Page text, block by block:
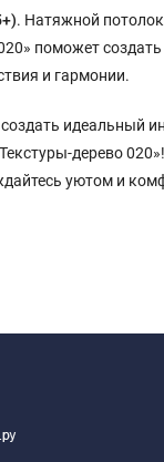
. Натяжной
поможет
и гармонии.
идеальный
дерево
уютом и